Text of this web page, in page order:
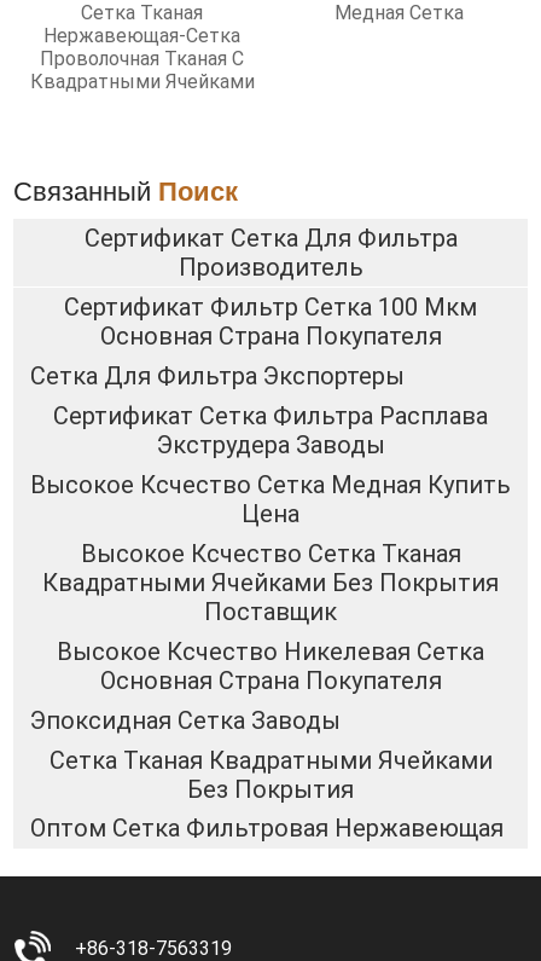
Сетка Тканая
Нержавеющая-Сетка
Проволочная Тканая С
Квадратными Ячейками
Медная Сетка
Связанный Поиск
Сертификат Сетка Для Фильтра
Производитель
Сертификат Фильтр Сетка 100 Мкм
Основная Страна Покупателя
Сетка Для Фильтра Экспортеры
Сертификат Сетка Фильтра Расплава
Экструдера Заводы
Высокое Ксчество Сетка Медная Купить
Цена
Высокое Ксчество Сетка Тканая
Квадратными Ячейками Без Покрытия
Поставщик
Высокое Ксчество Никелевая Сетка
Основная Страна Покупателя
Эпоксидная Сетка Заводы
Сетка Тканая Квадратными Ячейками
Без Покрытия
Оптом Сетка Фильтровая Нержавеющая
+86-318-7563319